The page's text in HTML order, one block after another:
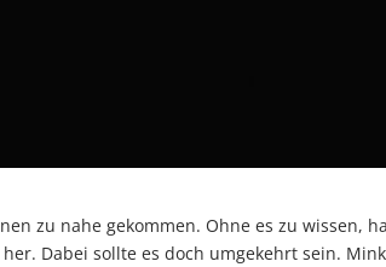
zu nahe gekommen. Ohne es zu wissen,
Dabei sollte es doch umgekehrt sein.